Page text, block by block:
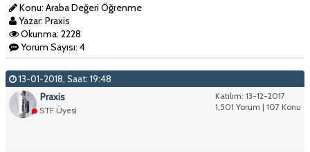
Konu: Araba Değeri Öğrenme
Yazar: Praxis
Okunma: 2228
Yorum Sayısı: 4
13-01-2018, Saat: 19:48
Katılım: 13-12-2017
1,501 Yorum | 107 Konu
Praxis
STF Üyesi